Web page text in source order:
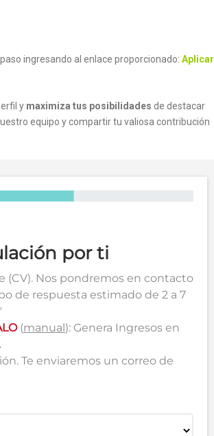
ingresando al enlace proporcionado: Aplicar
y maximiza tus posibilidades de destacar
equipo y compartir tu valiosa contribución